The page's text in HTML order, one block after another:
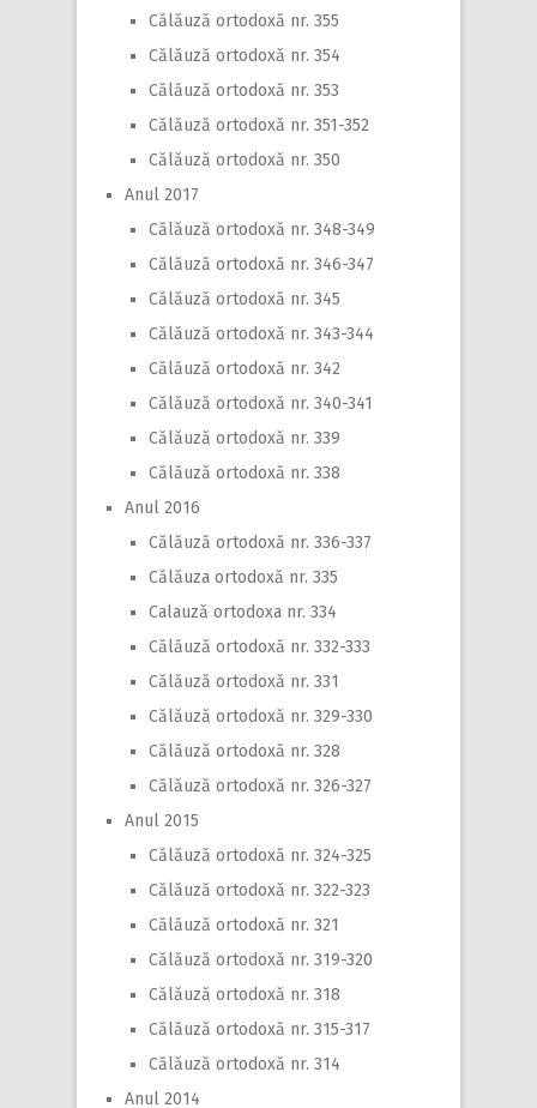
Călăuză ortodoxă nr. 355
Călăuză ortodoxă nr. 354
Călăuză ortodoxă nr. 353
Călăuză ortodoxă nr. 351-352
Călăuză ortodoxă nr. 350
Anul 2017
Călăuză ortodoxă nr. 348-349
Călăuză ortodoxă nr. 346-347
Călăuză ortodoxă nr. 345
Călăuză ortodoxă nr. 343-344
Călăuză ortodoxă nr. 342
Călăuză ortodoxă nr. 340-341
Călăuză ortodoxă nr. 339
Călăuză ortodoxă nr. 338
Anul 2016
Călăuză ortodoxă nr. 336-337
Călăuza ortodoxă nr. 335
Calauză ortodoxa nr. 334
Călăuză ortodoxă nr. 332-333
Călăuză ortodoxă nr. 331
Călăuză ortodoxă nr. 329-330
Călăuză ortodoxă nr. 328
Călăuză ortodoxă nr. 326-327
Anul 2015
Călăuză ortodoxă nr. 324-325
Călăuză ortodoxă nr. 322-323
Călăuză ortodoxă nr. 321
Călăuză ortodoxă nr. 319-320
Călăuză ortodoxă nr. 318
Călăuză ortodoxă nr. 315-317
Călăuză ortodoxă nr. 314
Anul 2014